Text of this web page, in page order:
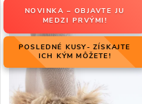
e
Najdrahšie
Najpredávanejšie
Abecedne
p
s
p
NOVINKA – OBJAVTE JU
MEDZI PRVÝMI!
POSLEDNÉ KUSY- ZÍSKAJTE
ICH KÝM MÔŽETE!